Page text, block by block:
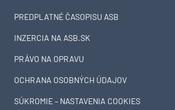
PREDPLATNÉ ČASOPISU ASB
INZERCIA NA ASB.SK
PRÁVO NA OPRAVU
OCHRANA OSOBNÝCH ÚDAJOV
SÚKROMIE – NASTAVENIA COOKIES